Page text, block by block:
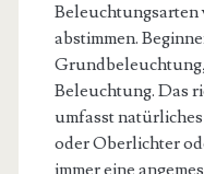
Beleuchtungsarten
abstimmen.
Beleuchtung. Das
umfasst
oder Oberlichter